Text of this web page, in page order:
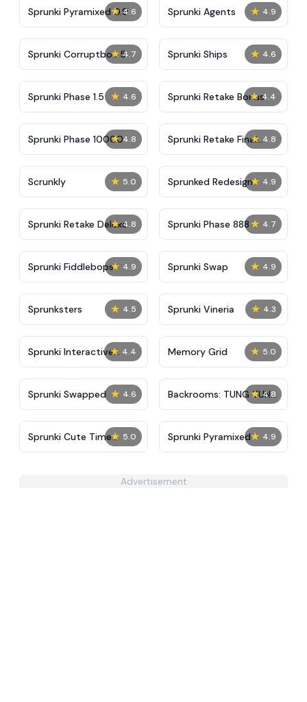
★ 4.6
Sprunki Pyramixed 0.9 ★ 4.9
Sprunki Agents
★ 4.7
Sprunki Corruptbox 5 ★ 4.6
Sprunki Ships
★ 4.6
Sprunki Phase 1.5 ★ 4.4
Sprunki Retake Bonus
★ 4.8
Sprunki Phase 10000 ★ 4.8
Sprunki Retake Final
Update
★ 5.0
Scrunkly ★ 4.9
Sprunked Redesign
★ 4.8
Sprunki Retake Deluxe ★ 4.7
Sprunki Phase 888
★ 4.9
Sprunki Fiddlebops ★ 4.9
Sprunki Swap
★ 4.5
Sprunksters ★ 4.3
Sprunki Vineria
★ 4.4
Sprunki Interactive
Tunner
★ 5.0
Memory Grid
★ 4.6
Sprunki Swapped ★ 4.8
Backrooms: TUNG TUNG
TUNG SAUR
★ 5.0
Sprunki Cute Time
Mega!!!
★ 4.9
Sprunki Pyramixed
Advertisement